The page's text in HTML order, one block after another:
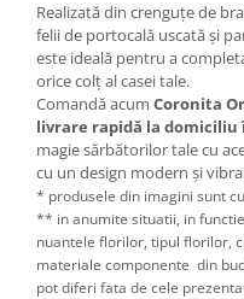
Realizată din crenguțe de
felii de portocală uscată și
este ideală pentru a
orice colț al casei tale.
Comandă acum Coronita
livrare rapidă la domiciliu
magie sărbătorilor tale cu
cu un design modern și
* produsele din imagini sunt
** in anumite situatii, in
nuantele florilor, tipul florilor,
materiale componente din
pot diferi fata de cele